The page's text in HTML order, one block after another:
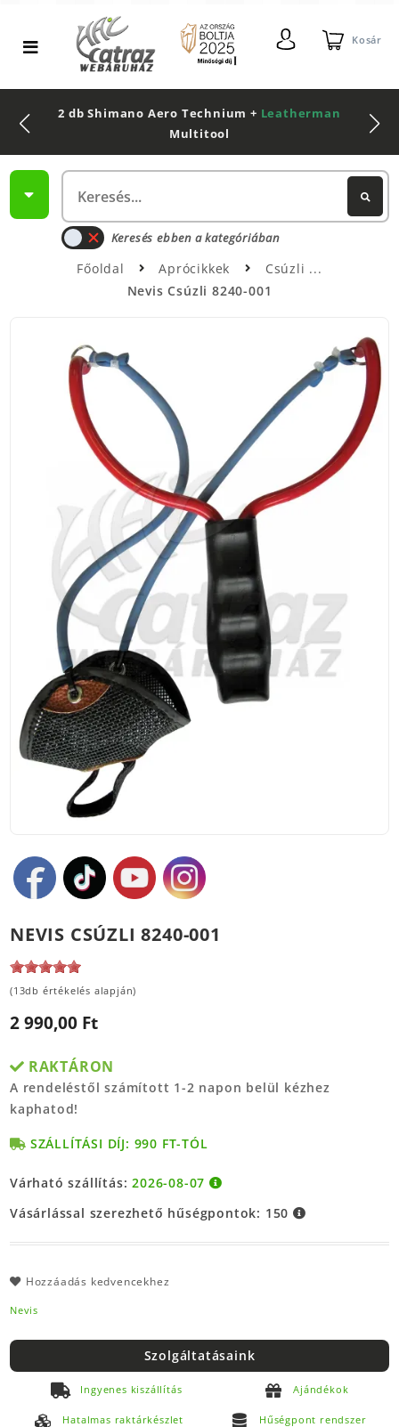
Kosár
2 db Shimano Aero Technium + Leatherman
Multitool
Keresés ebben a kategóriában
Főoldal Aprócikkek
Csúzli
Nevis Csúzli 8240-001
NEVIS CSÚZLI 8240-001
(13db értékelés alapján)
2 990,00 Ft
RAKTÁRON
A rendeléstől számított 1-2 napon belül kézhez
kaphatod!
SZÁLLÍTÁSI DÍJ: 990 FT-TÓL
Várható szállítás:2026-08-07
Vásárlással szerezhető hűségpontok: 150
Hozzáadás kedvencekhez
Nevis
Szolgáltatásaink
Ingyenes kiszállítás Ajándékok
Hatalmas raktárkészlet Hűségpont rendszer